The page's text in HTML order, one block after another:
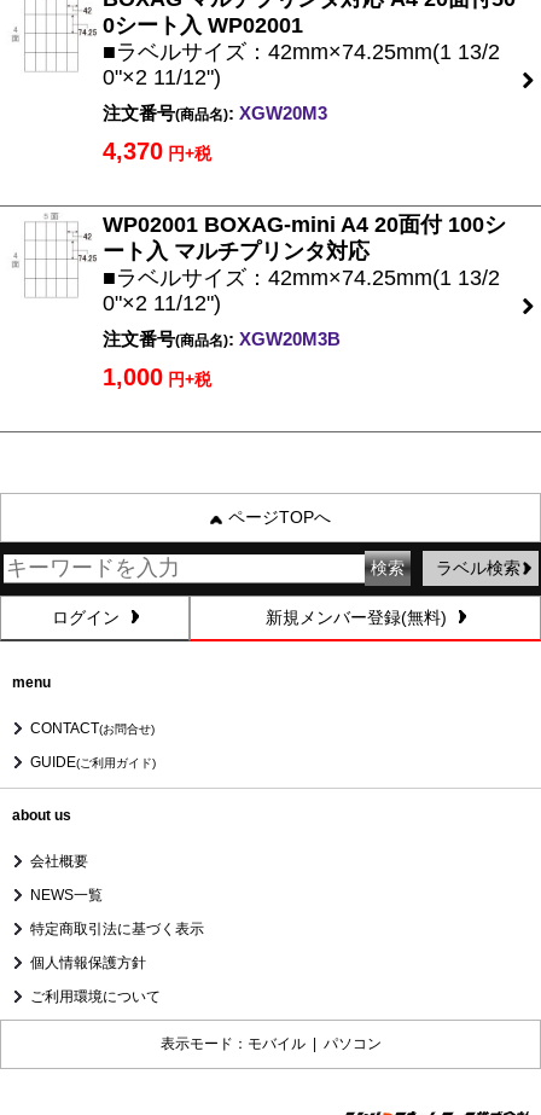
0シート入 WP02001
■ラベルサイズ：42mm×74.25mm(1 13/2
0"×2 11/12")
注文番号(商品名): XGW20M3
4,370 円+税
WP02001 BOXAG-mini A4 20面付 100シ
ート入 マルチプリンタ対応
■ラベルサイズ：42mm×74.25mm(1 13/2
0"×2 11/12")
注文番号(商品名): XGW20M3B
1,000 円+税
ページTOPへ
ラベル検索
ログイン 新規メンバー登録(無料)
menu
CONTACT(お問合せ)
GUIDE(ご利用ガイド)
about us
会社概要
NEWS一覧
特定商取引法に基づく表示
個人情報保護方針
ご利用環境について
表示モード：モバイル | パソコン